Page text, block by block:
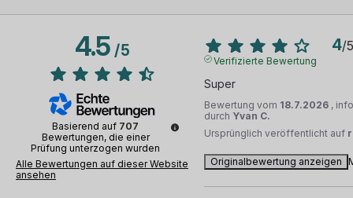
4.5/5
Basierend auf 707
Bewertungen, die einer
Prüfung unterzogen wurden
Alle Bewertungen auf dieser Website
ansehen
4/5
Verifizierte Bewertung
Super
Bewertung vom 18.7.2026 ,
durch Yvan C.
Ursprünglich veröffentlicht auf
Originalbewertung anzeigen